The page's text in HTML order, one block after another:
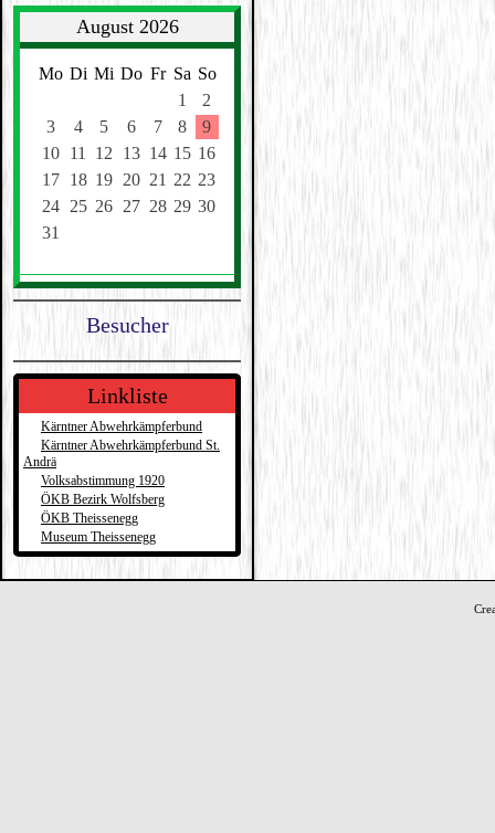
August 2026
Mo Di Mi Do Fr Sa So
1
2
3
4 5 6 7 8
9
10
11 12 13 14 15 16
17
18 19 20 21 22 23
24
25 26 27 28 29 30
31
Besucher
Linkliste
Kärntner Abwehrkämpferbund
Kärntner Abwehrkämpferbund St.
Andrä
Volksabstimmung 1920
ÖKB Bezirk Wolfsberg
ÖKB Theissenegg
Museum Theissenegg